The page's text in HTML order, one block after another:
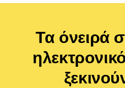
Τα όνειρά